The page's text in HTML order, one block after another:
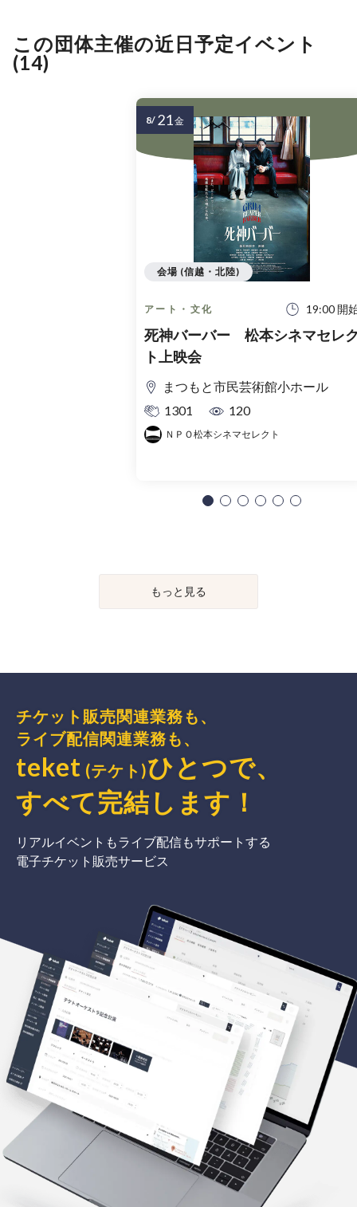
この団体主催の近日予定イベント
(14)
アート・文化 19:00 開
死神バーバー 松本シネマセレ
ト上映会
まつもと市民芸術館小ホール
1301
120
ＮＰＯ松本シネマセレクト
会場 (信越・北陸)
8/ 21金
もっと見る
チケット販売関連業務も、
ライブ配信関連業務も、
teket (テケト)ひとつで、
すべて完結 します ！
リアルイベントもライブ配信もサポートする
電子チケット販売サービス